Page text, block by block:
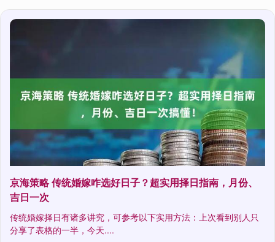
京海策略 传统婚嫁咋选好日子？超实用择日指南，月份、
吉日一次
传统婚嫁择日有诸多讲究，可参考以下实用方法：上次看到别人只
分享了表格的一半，今天....